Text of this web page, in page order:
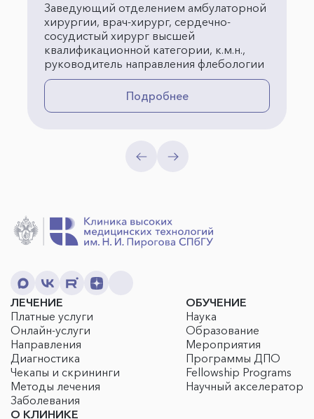
Заведующий отделением амбулаторной
хирургии, врач-хирург, сердечно-
сосудистый хирург высшей
квалификационной категории, к.м.н.,
руководитель направления флебологии
Подробнее
ЛЕЧЕНИЕ
Платные услуги
Онлайн-услуги
Направления
Диагностика
Чекапы и скрининги
Методы лечения
Заболевания
ОБУЧЕНИЕ
Наука
Образование
Мероприятия
Программы ДПО
Fellowship Programs
Научный акселератор
О КЛИНИКЕ